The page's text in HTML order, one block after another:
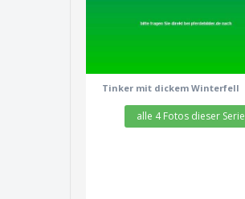
Tinker mit dickem Winterfell
alle 4 Fotos dieser Serie